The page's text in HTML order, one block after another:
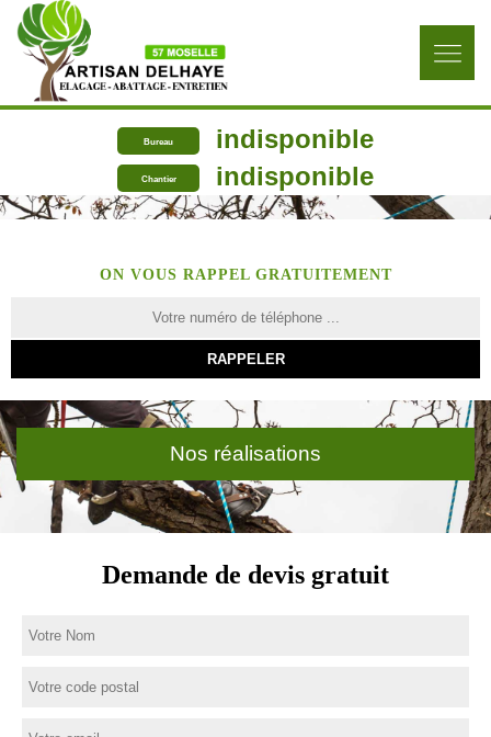
Bureau indisponible
Chantier indisponible
ON VOUS RAPPEL GRATUITEMENT
Nos réalisations
Demande de devis gratuit